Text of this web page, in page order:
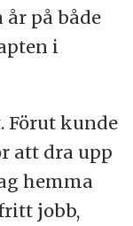
på både
i
Förut kunde
att dra upp
hemma
jobb,